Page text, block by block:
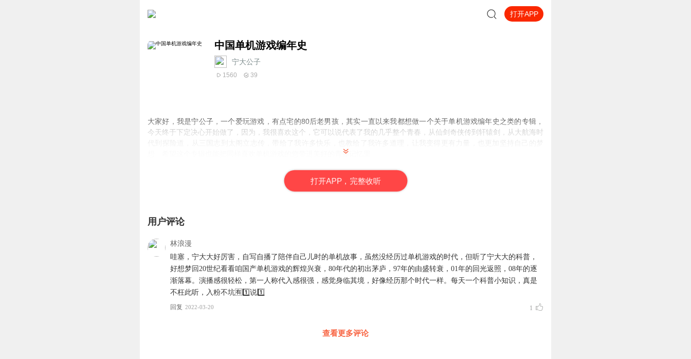
打开APP
中国单机游戏编年史
宁大公子
1560 39
大家好，我是宁公子，一个爱玩游戏，有点宅的80后老男孩，其实一直以来我都想做一个关于单机游戏编年史之类的专辑，
今天终于下定决心开始做了，因为，我很喜欢这个，它可以说代表了我的几乎整个青春，从仙剑奇侠传到轩辕剑，从大航海时
想。希望这个专辑也能把同样喜欢单机游戏的您带进美好的青春记忆里。
打开APP，完整收听
用户评论
林浪漫
哇塞，宁大大好厉害，自写自播了陪伴自己儿时的单机故事，虽然没经历过单机游戏的时代，但听了宁大大的科普，
好想梦回20世纪看看咱国产单机游戏的辉煌兴衰，80年代的初出茅庐，97年的由盛转衰，01年的回光返照，08年的逐
渐落幕。演播感很轻松，第一人称代入感很强，感觉身临其境，好像经历那个时代一样。每天一个科普小知识，真是
不枉此听，入粉不坑🈶1️⃣说1️⃣
回复 2022-03-20 1
查看更多评论